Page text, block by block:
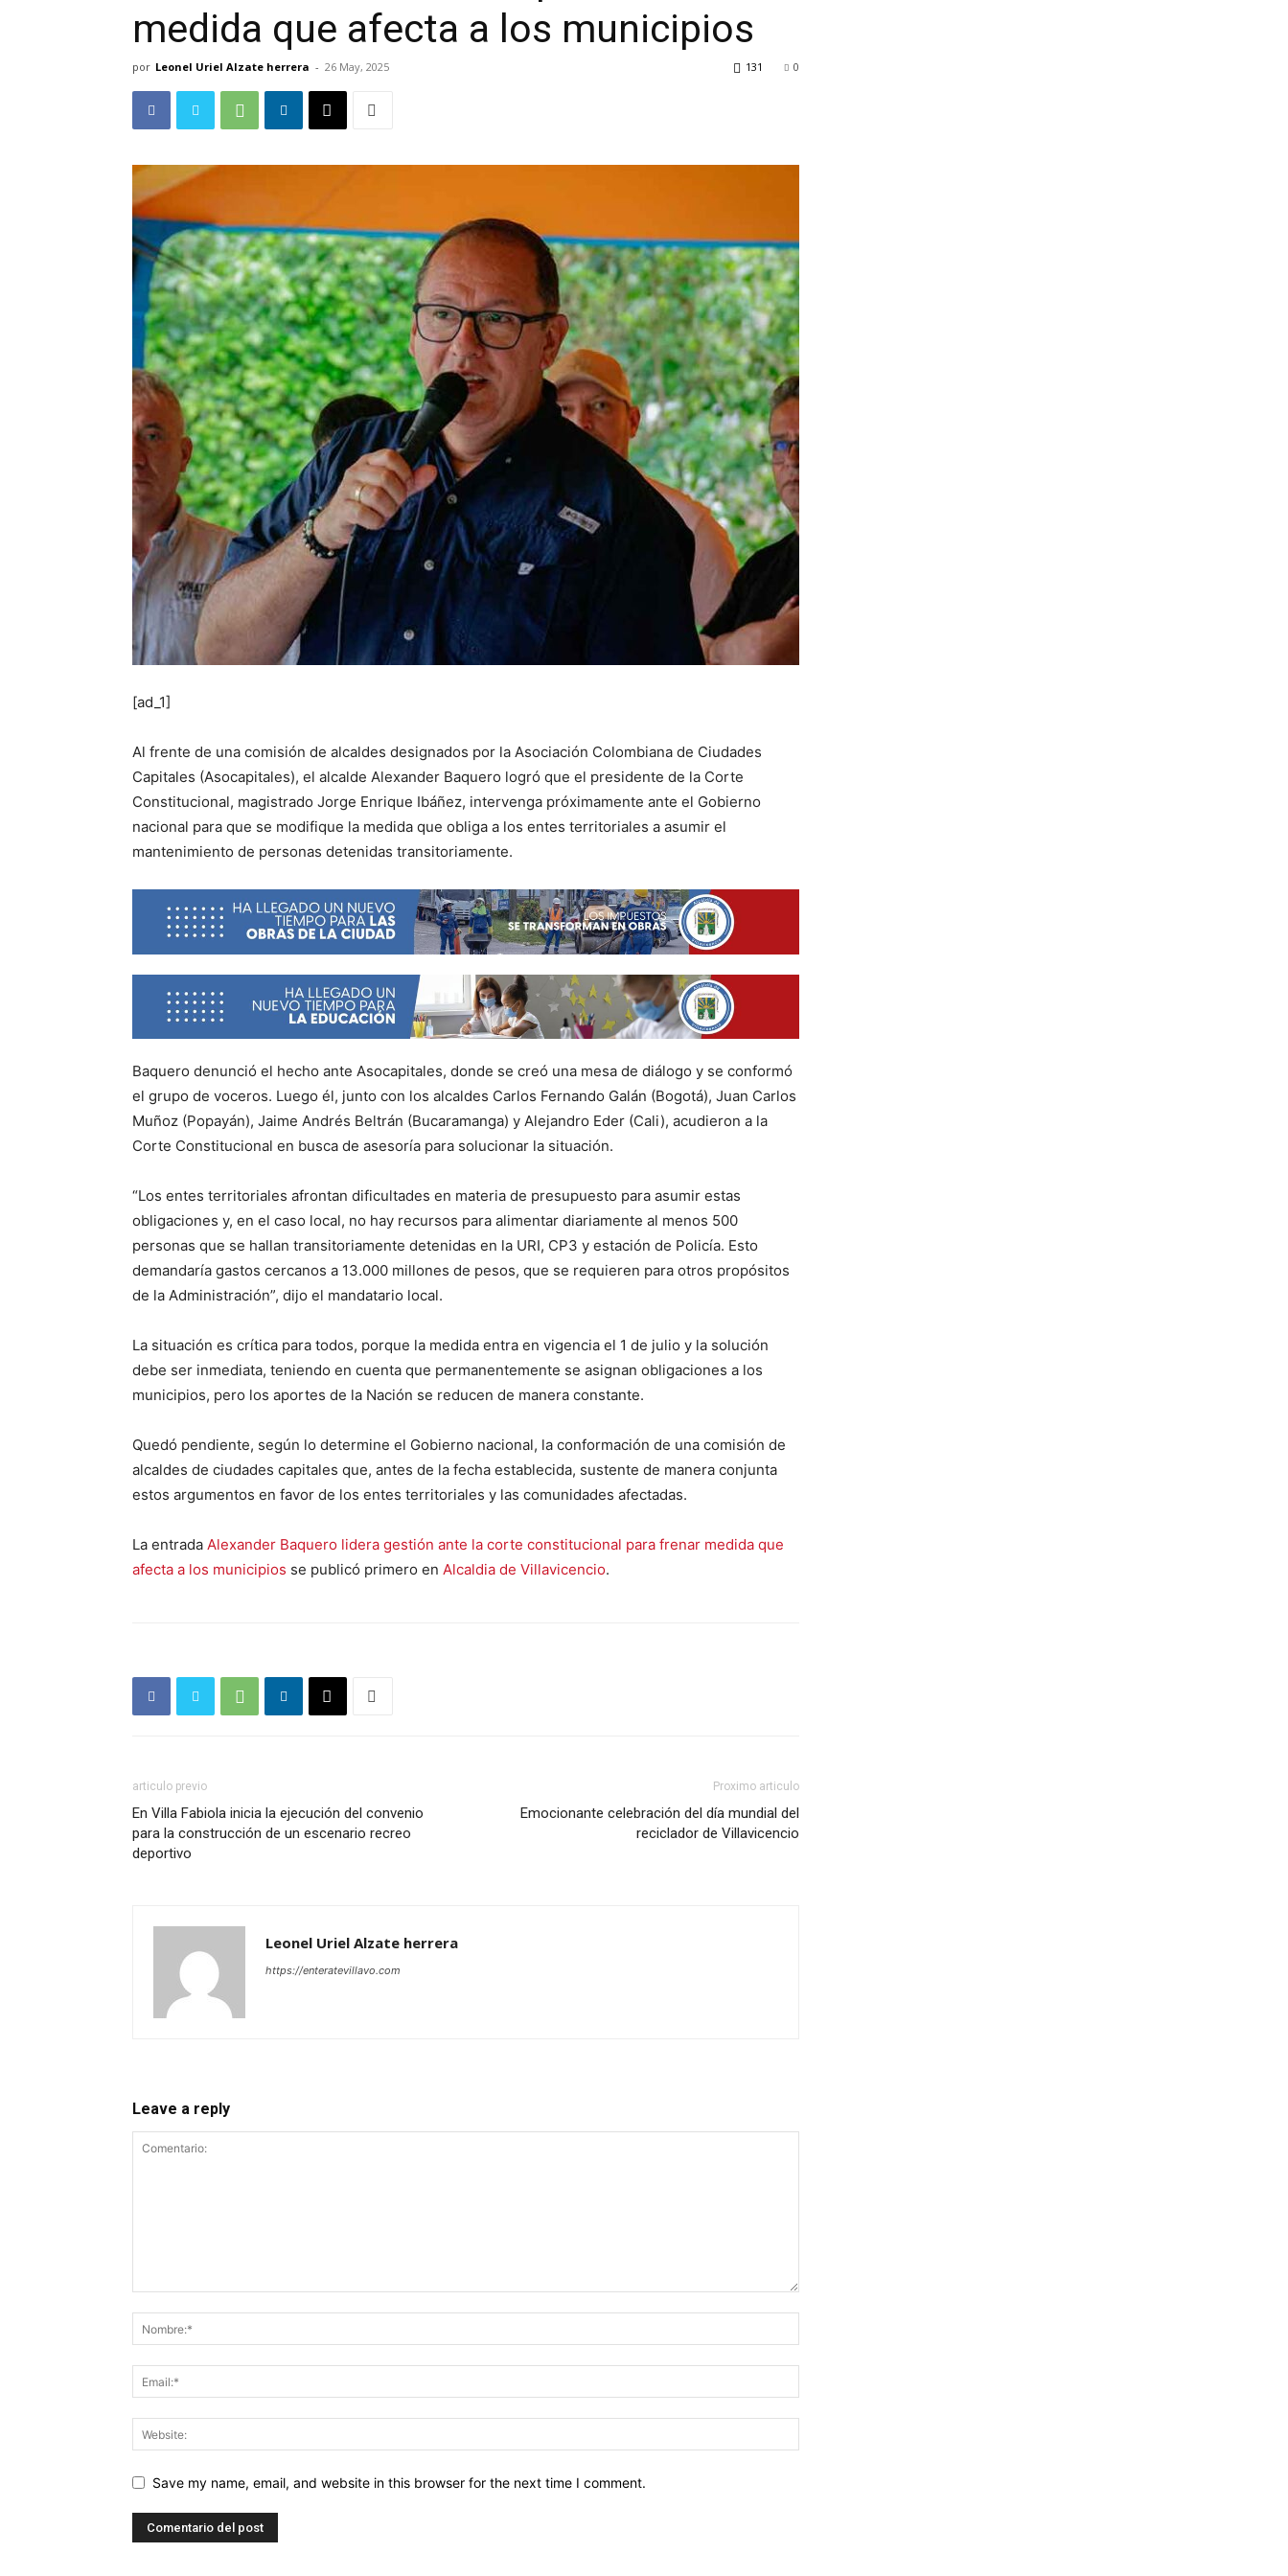
medida que afecta a los municipios
por Leonel Uriel Alzate herrera - 26 May, 2025 0
131
[ad_1]
Al frente de una comisión de alcaldes designados por la Asociación Colombiana de Ciudades
Capitales (Asocapitales), el alcalde Alexander Baquero logró que el presidente de la Corte
Constitucional, magistrado Jorge Enrique Ibáñez, intervenga próximamente ante el Gobierno
nacional para que se modifique la medida que obliga a los entes territoriales a asumir el
mantenimiento de personas detenidas transitoriamente.
Baquero denunció el hecho ante Asocapitales, donde se creó una mesa de diálogo y se conformó
el grupo de voceros. Luego él, junto con los alcaldes Carlos Fernando Galán (Bogotá), Juan Carlos
Muñoz (Popayán), Jaime Andrés Beltrán (Bucaramanga) y Alejandro Eder (Cali), acudieron a la
Corte Constitucional en busca de asesoría para solucionar la situación.
“Los entes territoriales afrontan dificultades en materia de presupuesto para asumir estas
obligaciones y, en el caso local, no hay recursos para alimentar diariamente al menos 500
personas que se hallan transitoriamente detenidas en la URI, CP3 y estación de Policía. Esto
demandaría gastos cercanos a 13.000 millones de pesos, que se requieren para otros propósitos
de la Administración”, dijo el mandatario local.
La situación es crítica para todos, porque la medida entra en vigencia el 1 de julio y la solución
debe ser inmediata, teniendo en cuenta que permanentemente se asignan obligaciones a los
municipios, pero los aportes de la Nación se reducen de manera constante.
Quedó pendiente, según lo determine el Gobierno nacional, la conformación de una comisión de
alcaldes de ciudades capitales que, antes de la fecha establecida, sustente de manera conjunta
estos argumentos en favor de los entes territoriales y las comunidades afectadas.
La entrada Alexander Baquero lidera gestión ante la corte constitucional para frenar medida que
afecta a los municipios se publicó primero en Alcaldia de Villavicencio.
articulo previo
En Villa Fabiola inicia la ejecución del convenio
para la construcción de un escenario recreo
deportivo
Proximo articulo
Emocionante celebración del día mundial del
reciclador de Villavicencio
Leonel Uriel Alzate herrera
https://enteratevillavo.com
Leave a reply
Save my name, email, and website in this browser for the next time I comment.